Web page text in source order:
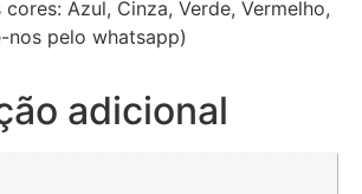
Azul, Cinza, Verde, Vermelho,
nos pelo whatsapp)
adicional